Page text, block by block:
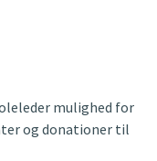
mulighed for
og donationer til